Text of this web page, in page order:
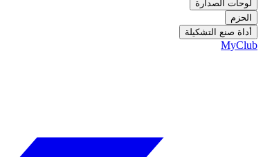
لوحات الصدارة
الحزم
أداة صنع التشكيلة
MyClub